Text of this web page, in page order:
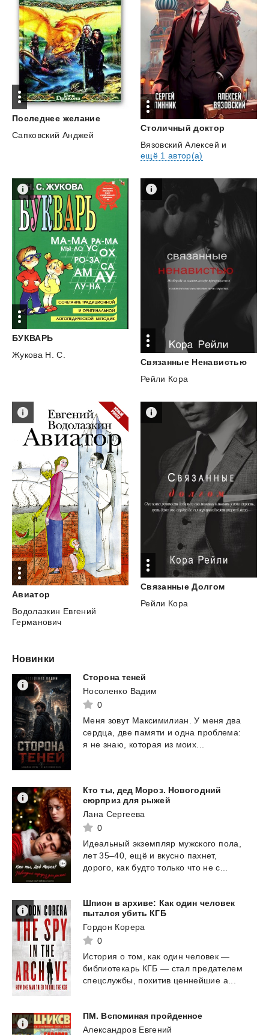
Последнее желание
Сапковский Анджей
Столичный доктор
Вязовский Алексей и
ещё 1 автор(а)
БУКВАРЬ
Жукова Н. С.
Связанные Ненавистью
Рейли Кора
Авиатор
Водолазкин Евгений
Германович
Связанные Долгом
Рейли Кора
Новинки
Сторона теней
Носоленко Вадим
0
Меня зовут Максимилиан. У меня два
сердца,
две памяти и одна проблема:
я не знаю, которая из моих...
Кто ты, дед Мороз. Новогодний
сюрприз для рыжей
Лана Сергеева
0
Идеальный экземпляр мужского пола,
лет 35–40, ещё и вкусно пахнет,
дорого,
как будто только что не с...
Шпион в архиве: Как один человек
пытался убить КГБ
Гордон Корера
0
История о том, как один человек —
библиотекарь КГБ — стал предателем
спецслужбы,
похитив ценнейшие а...
ПМ. Вспоминая пройденное
Александров Евгений